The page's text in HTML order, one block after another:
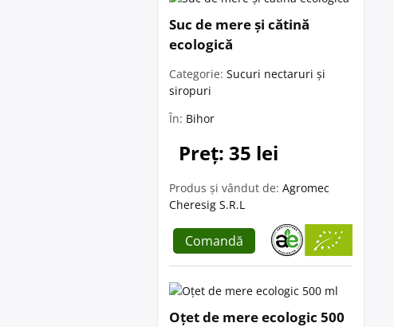
Suc de mere și cătină
ecologică
Categorie: Sucuri nectaruri și
siropuri
În: Bihor
Preț: 35 lei
Produs și vândut de: Agromec
Cheresig S.R.L
Comandă
Oțet de mere ecologic 500